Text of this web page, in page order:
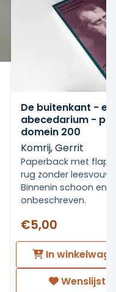
De buitenkant -
abecedarium -
domein 200
Komrij, Gerrit
Paperback met
rug zonder
Binnenin schoon en
onbeschreven.
€5,00
In
Wenslijst